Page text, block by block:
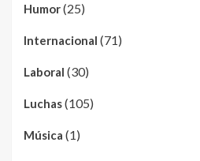
Humor(25)
Internacional (71)
Laboral (30)
Luchas(105)
Música (1)